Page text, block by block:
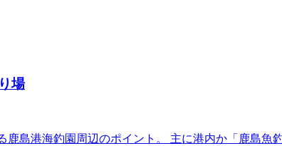
場
島港海釣園周辺のポイント。 主に港内か「鹿島魚